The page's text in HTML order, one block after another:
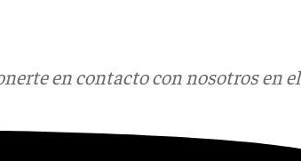
en contacto con nosotros en el